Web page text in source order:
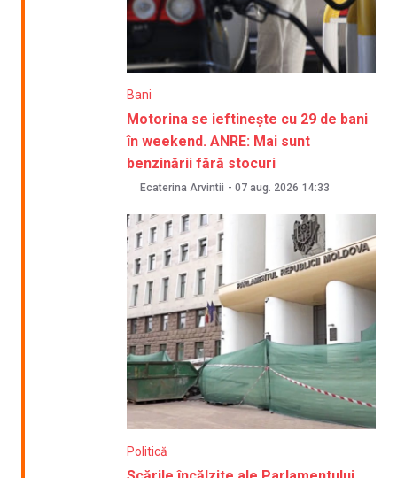
Bani
Motorina se ieftinește cu 29 de bani
în weekend. ANRE: Mai sunt
benzinării fără stocuri
Ecaterina Arvintii - 07 aug. 2026 14:33
Politică